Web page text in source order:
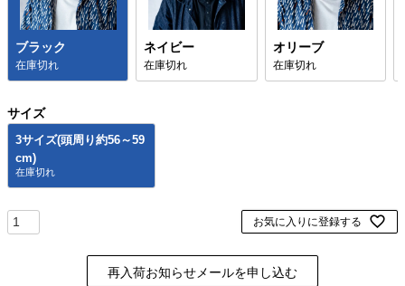
ブラック
在庫切れ
ネイビー
在庫切れ
オリーブ
在庫切れ
サイズ
3サイズ(頭周り約56～59
cm)
お気に入りに登録する
再入荷お知らせメールを申し込む